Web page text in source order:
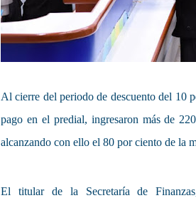
Al cierre del periodo de descuento del 10
pago en el predial, ingresaron más de
alcanzando con ello el 80 por ciento de la
El titular de la Secretaría de